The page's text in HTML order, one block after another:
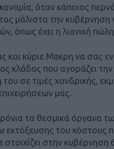
όταν κάποιος
μάλιστα την κυβέρνηση
όπως έχει η λιανική
και κύριε Μακρη να σας
κλάδος που αγοράζει την
σε τιμές χονδρικής,
μας.
τα θεσμικά όργανα
εκτόξευσης του κόστους
στοιχίζει στην